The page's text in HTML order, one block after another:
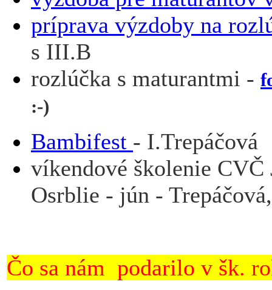
príprava výzdoby na
s III.B
rozlúčka s maturantmi -
:-)
Bambifest - I.Trepáčová
víkendové školenie
Osrblie - jún -
Čo sa nám podarilo v šk.